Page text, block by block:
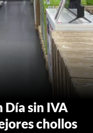
sin IVA
chollos